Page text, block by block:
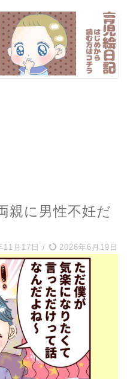
親に男性不妊だ
11月17日 / 2026年6月19日